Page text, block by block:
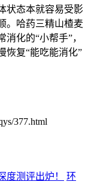
状态本就容易受影
。哈药三精山楂麦
化的“小帮手”，
恢复“能吃能消化”
377.html
度测评出炉！
环